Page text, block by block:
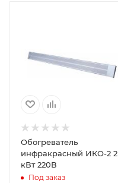
Обогреватель
инфракрасный ИКО-2 2
кВт 220В
Под заказ